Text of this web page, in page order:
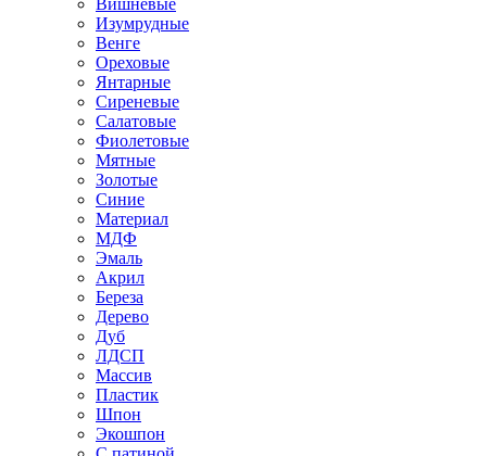
Изумрудные
Венге
Ореховые
Янтарные
Сиреневые
Салатовые
Фиолетовые
Мятные
Золотые
Синие
Материал
МДФ
Эмаль
Акрил
Береза
Дерево
Дуб
ЛДСП
Массив
Пластик
Шпон
Экошпон